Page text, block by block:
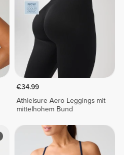
€34.99
Athleisure Aero Leggings mit
mittelhohem Bund